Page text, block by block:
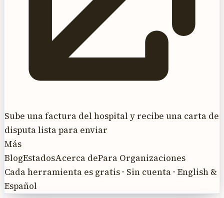
Sube una factura del hospital y recibe una carta de
disputa lista para enviar
Más
BlogEstadosAcerca dePara Organizaciones
Cada herramienta es gratis · Sin cuenta · English &
Español